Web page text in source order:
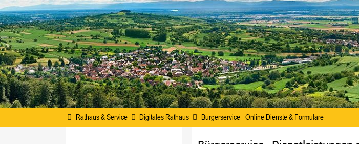
Rathaus & Service Digitales Rathaus Bürgerservice - Online Dienste & Formulare